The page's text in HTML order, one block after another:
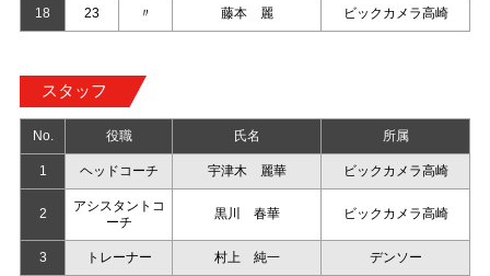
18 23 〃 藤本 麗 ビックカメラ高崎
スタッフ
No. 役職 氏名 所属
1 ヘッドコーチ 宇津木 麗華 ビックカメラ高崎
2
アシスタントコ
ーチ
黒川 春華 ビックカメラ高崎
3 トレーナー 村上 純一 デンソー